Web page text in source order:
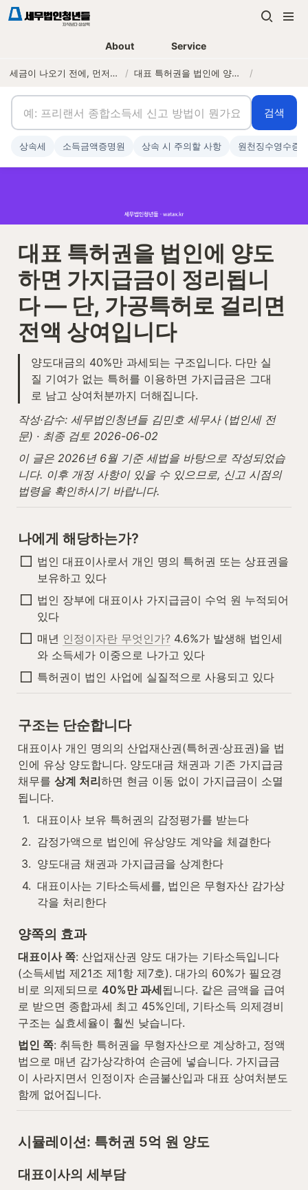
About Service
세금이 나오기 전에, 먼저 연락하는 세무법인 / 대표 특허권을 법인에 양도하면 가지급금이 정리됩니다 — 단, 가공특허로 걸리면 전액 상여입니다 /
대표 특허권을 법인에 양도
하면 가지급금이 정리됩니
다 — 단, 가공특허로 걸리면
전액 상여입니다
양도대금의 40%만 과세되는 구조입니다. 다만 실
질 기여가 없는 특허를 이용하면 가지급금은 그대
로 남고 상여처분까지 더해집니다.
작성·감수: 세무법인청년들 김민호 세무사 (법인세 전
문) · 최종 검토 2026-06-02
이 글은 2026년 6월 기준 세법을 바탕으로 작성되었습
니다. 이후 개정 사항이 있을 수 있으므로, 신고 시점의
법령을 확인하시기 바랍니다.
나에게 해당하는가?
법인 대표이사로서 개인 명의 특허권 또는 상표권을
보유하고 있다
법인 장부에 대표이사 가지급금이 수억 원 누적되어
있다
매년 인정이자란 무엇인가? 4.6%가 발생해 법인세
와 소득세가 이중으로 나가고 있다
특허권이 법인 사업에 실질적으로 사용되고 있다
구조는 단순합니다
대표이사 개인 명의의 산업재산권(특허권·상표권)을 법
인에 유상 양도합니다. 양도대금 채권과 기존 가지급금
채무를 상계 처리하면 현금 이동 없이 가지급금이 소멸
됩니다.
1. 대표이사 보유 특허권의 감정평가를 받는다
2. 감정가액으로 법인에 유상양도 계약을 체결한다
3. 양도대금 채권과 가지급금을 상계한다
4. 대표이사는 기타소득세를, 법인은 무형자산 감가상
각을 처리한다
양쪽의 효과
대표이사 쪽: 산업재산권 양도 대가는 기타소득입니다
(소득세법 제21조 제1항 제7호). 대가의 60%가 필요경
비로 의제되므로 40%만 과세됩니다. 같은 금액을 급여
로 받으면 종합과세 최고 45%인데, 기타소득 의제경비
구조는 실효세율이 훨씬 낮습니다.
법인 쪽: 취득한 특허권을 무형자산으로 계상하고, 정액
법으로 매년 감가상각하여 손금에 넣습니다. 가지급금
이 사라지면서 인정이자 손금불산입과 대표 상여처분도
함께 없어집니다.
시뮬레이션: 특허권 5억 원 양도
대표이사의 세부담
검색
상속세 소득금액증명원 상속 시 주의할 사항 원천징수영수증